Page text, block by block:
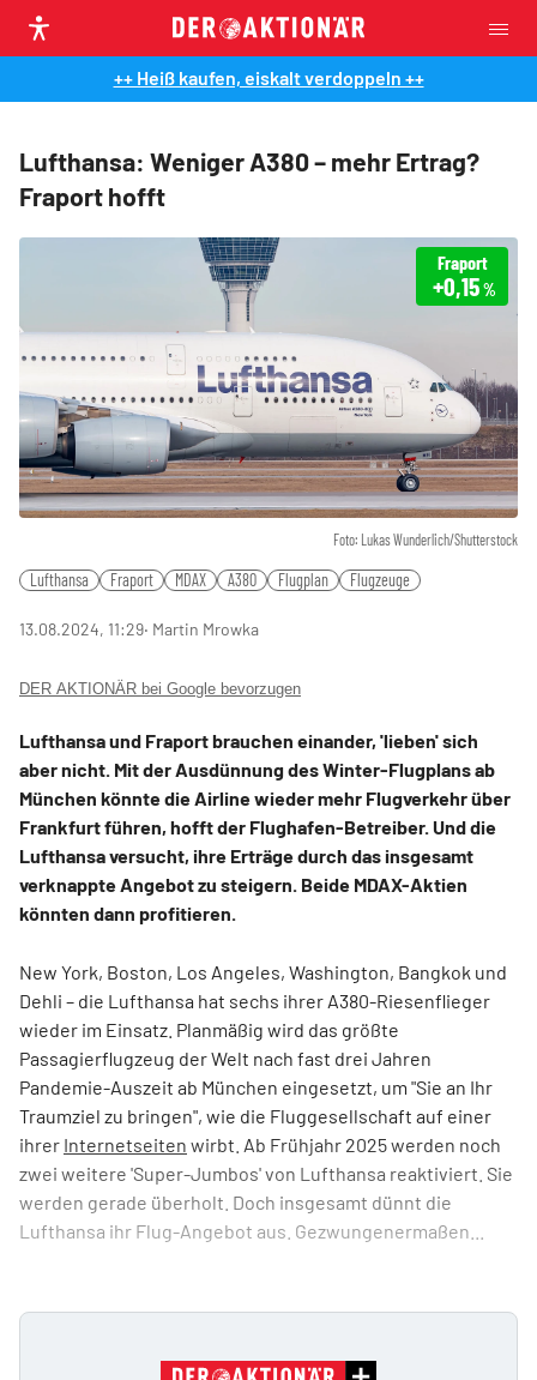
++ Heiß kaufen, eiskalt verdoppeln ++
Lufthansa: Weniger A380 – mehr Ertrag?
Fraport hofft
Foto: Lukas Wunderlich/Shutterstock
Fraport
+0,15%
Lufthansa Fraport MDAX A380 Flugplan Flugzeuge
13.08.2024, 11:29‧ Martin Mrowka
DER AKTIONÄR bei Google bevorzugen
Lufthansa und Fraport brauchen einander, 'lieben' sich
aber nicht. Mit der Ausdünnung des Winter-Flugplans ab
München könnte die Airline wieder mehr Flugverkehr über
Frankfurt führen, hofft der Flughafen-Betreiber. Und die
Lufthansa versucht, ihre Erträge durch das insgesamt
verknappte Angebot zu steigern. Beide MDAX-Aktien
könnten dann profitieren.
New York, Boston, Los Angeles, Washington, Bangkok und
Dehli – die Lufthansa hat sechs ihrer A380-Riesenflieger
wieder im Einsatz. Planmäßig wird das größte
Passagierflugzeug der Welt nach fast drei Jahren
Pandemie-Auszeit ab München eingesetzt, um "Sie an Ihr
Traumziel zu bringen", wie die Fluggesellschaft auf einer
ihrer Internetseiten wirbt. Ab Frühjahr 2025 werden noch
zwei weitere 'Super-Jumbos' von Lufthansa reaktiviert. Sie
werden gerade überholt. Doch insgesamt dünnt die
Lufthansa ihr Flug-Angebot aus. Gezwungenermaßen...